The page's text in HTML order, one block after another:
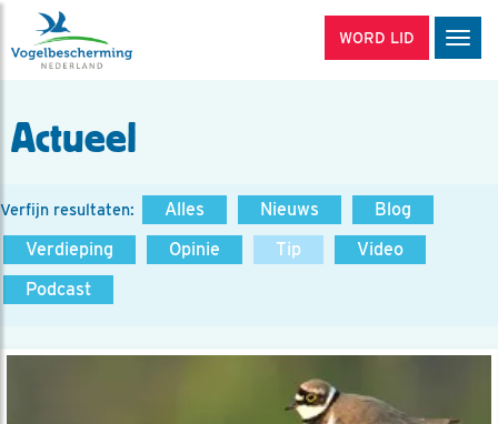
WORD LID
Actueel
Verfijn resultaten: Alles Nieuws
Blog
Verdieping
Opinie Tip
Video
Podcast